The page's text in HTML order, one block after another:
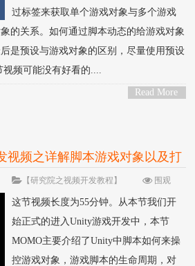
过标签来获取单个游戏对象与多个游戏
的关系。如何通过脚本动态的给游戏对象
是预设与游戏对象的区别，尽量使用预设
频可能没有好看的....
Read More
视频之详解脚本游戏对象以及打
【研究院之视频开发教程】
围观
条评论
这节视频长度为55分钟。从本节我们开
始正式的进入Unity游戏开发中，本节
MOMO主要介绍了Unity中脚本如何来操
控游戏对象，游戏脚本的生命周期，对